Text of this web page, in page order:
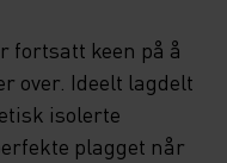
fortsatt keen på å
over. Ideelt lagdelt
isolerte
plagget når